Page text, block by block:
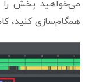
می‌خواهید پخش را
همگام‌سازی کنید،